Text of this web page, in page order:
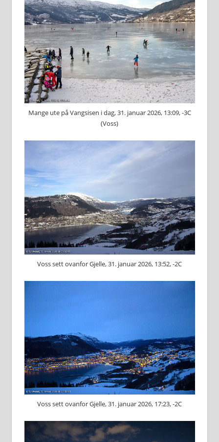
Mange ute på Vangsisen i dag, 31. januar 2026, 13:09, -3C
(Voss)
Voss sett ovanfor Gjelle, 31. januar 2026, 13:52, -2C
Voss sett ovanfor Gjelle, 31. januar 2026, 17:23, -2C